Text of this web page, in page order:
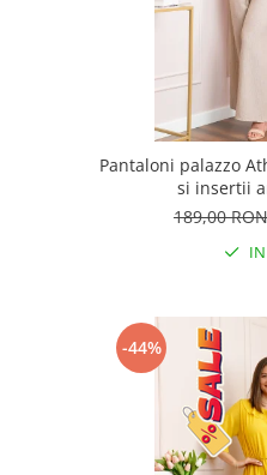
Pantaloni palazzo
si insertii
189,00
-44%